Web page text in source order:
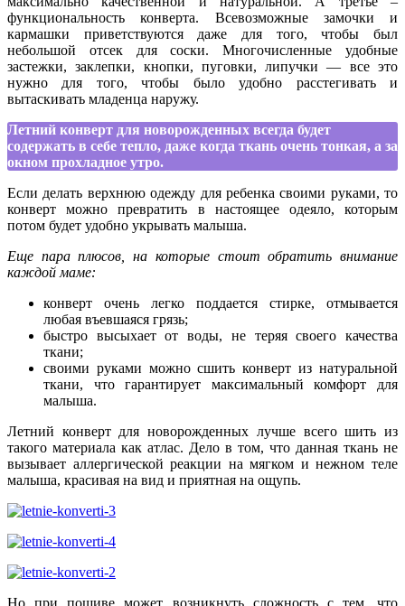
функциональность конверта. Всевозможные замочки и
кармашки приветствуются даже для того, чтобы был
небольшой отсек для соски. Многочисленные удобные
застежки, заклепки, кнопки, пуговки, липучки — все это
нужно для того, чтобы было удобно расстегивать и
вытаскивать младенца наружу.
Летний конверт для новорожденных всегда будет
содержать в себе тепло, даже когда ткань очень тонкая, а за
окном прохладное утро.
Если делать верхнюю одежду для ребенка своими руками, то
конверт можно превратить в настоящее одеяло, которым
потом будет удобно укрывать малыша.
Еще пара плюсов, на которые стоит обратить внимание
каждой маме:
конверт очень легко поддается стирке, отмывается
любая въевшаяся грязь;
быстро высыхает от воды, не теряя своего качества
ткани;
своими руками можно сшить конверт из натуральной
ткани, что гарантирует максимальный комфорт для
малыша.
Летний конверт для новорожденных лучше всего шить из
такого материала как атлас. Дело в том, что данная ткань не
вызывает аллергической реакции на мягком и нежном теле
малыша, красивая на вид и приятная на ощупь.
Но при пошиве может возникнуть сложность с тем, что